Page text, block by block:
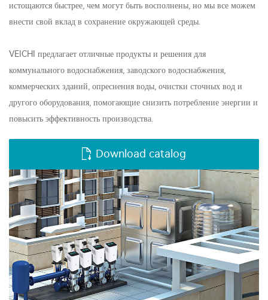
истощаются быстрее, чем могут быть восполнены, но мы все можем
внести свой вклад в сохранение окружающей среды.
VEICHI предлагает отличные продукты и решения для
коммунального водоснабжения, заводского водоснабжения,
коммерческих зданий, опреснения воды, очистки сточных вод и
другого оборудования, помогающие снизить потребление энергии и
повысить эффективность производства.
Download catalog